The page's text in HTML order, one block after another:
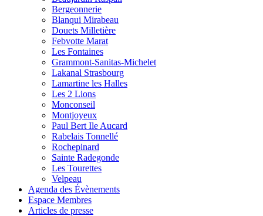
Bergeonnerie
Blanqui Mirabeau
Douets Milletière
Febvotte Marat
Les Fontaines
Grammont-Sanitas-Michelet
Lakanal Strasbourg
Lamartine les Halles
Les 2 Lions
Monconseil
Montjoyeux
Paul Bert Ile Aucard
Rabelais Tonnellé
Rochepinard
Sainte Radegonde
Les Tourettes
Velpeau
Agenda des Évènements
Espace Membres
Articles de presse